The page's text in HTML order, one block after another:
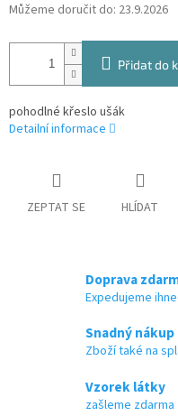
Můžeme doručit do: 23.9.2026
Přidat do
pohodlné křeslo ušák
Detailní informace
ZEPTAT SE HLÍDAT
Doprava
Expedujeme
Snadný nákup
Zboží také na
Vzorek látky
zašleme zdarma